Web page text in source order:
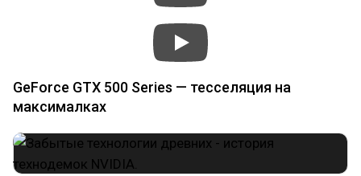
GeForce GTX 500 Series — тесселяция на
максималках